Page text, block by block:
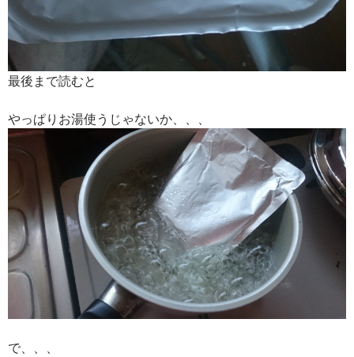
最後まで読むと
やっぱりお湯使うじゃないか、、、
で、、、